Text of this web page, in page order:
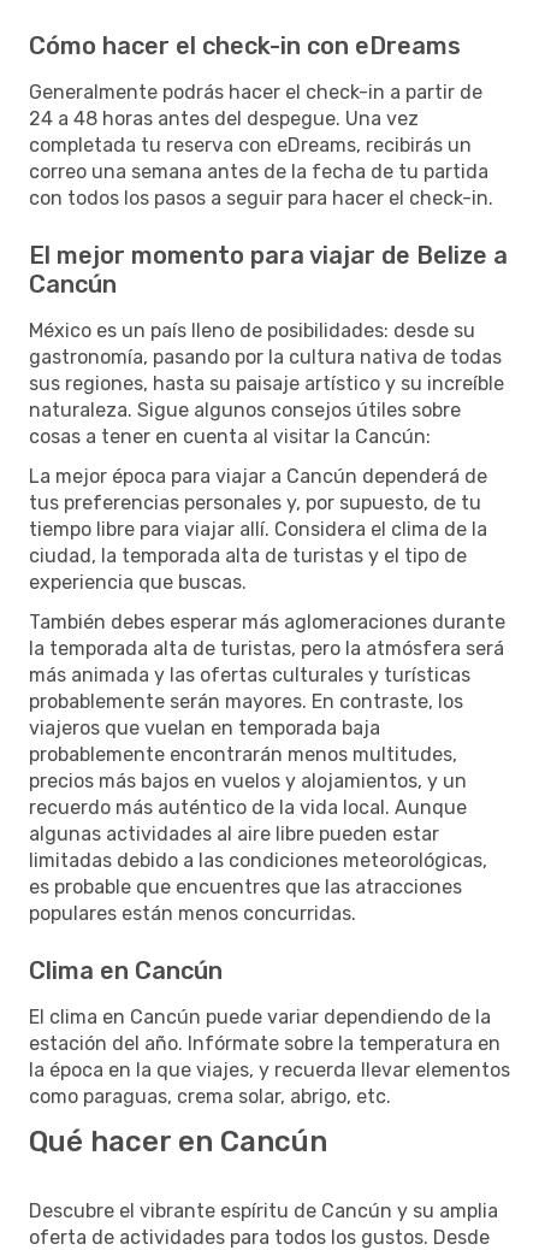
Cómo hacer el check-in con eDreams
Generalmente podrás hacer el check-in a partir de
24 a 48 horas antes del despegue. Una vez
completada tu reserva con eDreams, recibirás un
correo una semana antes de la fecha de tu partida
con todos los pasos a seguir para hacer el check-in.
El mejor momento para viajar de Belize a
Cancún
México es un país lleno de posibilidades: desde su
gastronomía, pasando por la cultura nativa de todas
sus regiones, hasta su paisaje artístico y su increíble
naturaleza. Sigue algunos consejos útiles sobre
cosas a tener en cuenta al visitar la Cancún:
La mejor época para viajar a Cancún dependerá de
tus preferencias personales y, por supuesto, de tu
tiempo libre para viajar allí. Considera el clima de la
ciudad, la temporada alta de turistas y el tipo de
experiencia que buscas.
También debes esperar más aglomeraciones durante
la temporada alta de turistas, pero la atmósfera será
más animada y las ofertas culturales y turísticas
probablemente serán mayores. En contraste, los
viajeros que vuelan en temporada baja
probablemente encontrarán menos multitudes,
precios más bajos en vuelos y alojamientos, y un
recuerdo más auténtico de la vida local. Aunque
algunas actividades al aire libre pueden estar
limitadas debido a las condiciones meteorológicas,
es probable que encuentres que las atracciones
populares están menos concurridas.
Clima en Cancún
El clima en Cancún puede variar dependiendo de la
estación del año. Infórmate sobre la temperatura en
la época en la que viajes, y recuerda llevar elementos
como paraguas, crema solar, abrigo, etc.
Qué hacer en Cancún
Descubre el vibrante espíritu de Cancún y su amplia
oferta de actividades para todos los gustos. Desde